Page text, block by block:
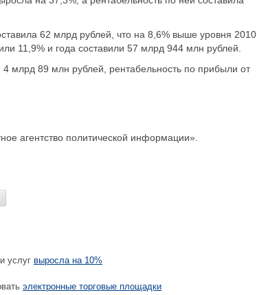
62 млрд рублей, что на 8,6% выше уровня 2010
11,9% и года составили 57 млрд 944 млн рублей.
млрд 89 млн рублей, рентабельность по прибыли от
агентство политической информации».
услуг выросла на 10%
электронные торговые площадки